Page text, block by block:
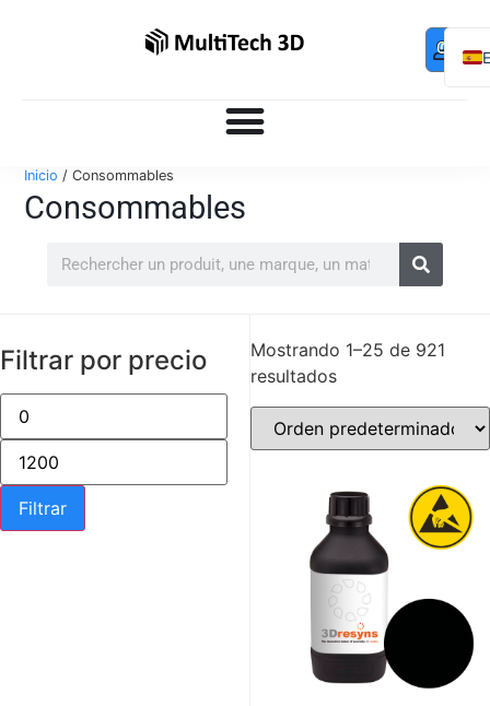
0,00€
Inicio / Consommables
Consommables
Filtrar por precio
Filtrar
Mostrando 1–25 de 921
resultados